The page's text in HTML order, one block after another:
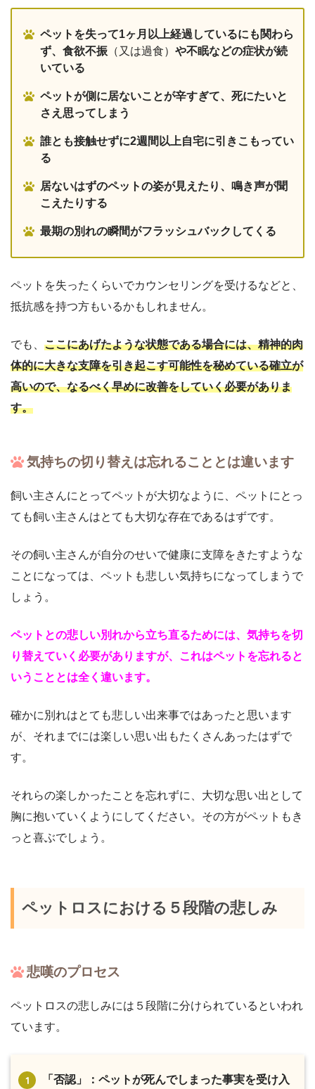
ペットを失って1ヶ月以上経過しているにも関わら
ず、食欲不振 （又は過食） や不眠などの症状が続
いている
ペットが側に居ないことが辛すぎて、死にたいと
さえ思ってしまう
誰とも接触せずに2週間以上自宅に引きこもってい
る
居ないはずのペットの姿が見えたり、鳴き声が聞
こえたりする
最期の別れの瞬間がフラッシュバックしてくる
ペットを失ったくらいでカウンセリングを受けるなどと、
抵抗感を持つ方もいるかもしれません。
でも、 ここにあげたような状態である場合には、精神的肉
体的に大きな支障を引き起こす可能性を秘めている確立が
高いので、なるべく早めに改善をしていく必要がありま
す。
気持ちの切り替えは忘れることとは違います
飼い主さんにとってペットが大切なように、ペットにとっ
ても飼い主さんはとても大切な存在であるはずです。
その飼い主さんが自分のせいで健康に支障をきたすような
ことになっては、ペットも悲しい気持ちになってしまうで
しょう。
ペットとの悲しい別れから立ち直るためには、気持ちを切
り替えていく必要がありますが、これはペットを忘れると
いうこととは全く違います。
確かに別れはとても悲しい出来事ではあったと思います
が、それまでには楽しい思い出もたくさんあったはずで
す。
それらの楽しかったことを忘れずに、大切な思い出として
胸に抱いていくようにしてください。その方がペットもき
っと喜ぶでしょう。
ペットロスにおける５段階の悲しみ
悲嘆のプロセス
ペットロスの悲しみには５段階に分けられているといわれ
ています。
「否認」：ペットが死んでしまった事実を受け入